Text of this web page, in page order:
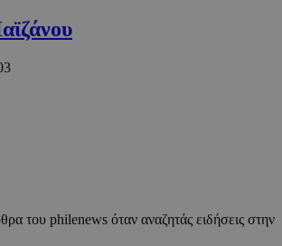
του philenews όταν αναζητάς ειδήσεις στην